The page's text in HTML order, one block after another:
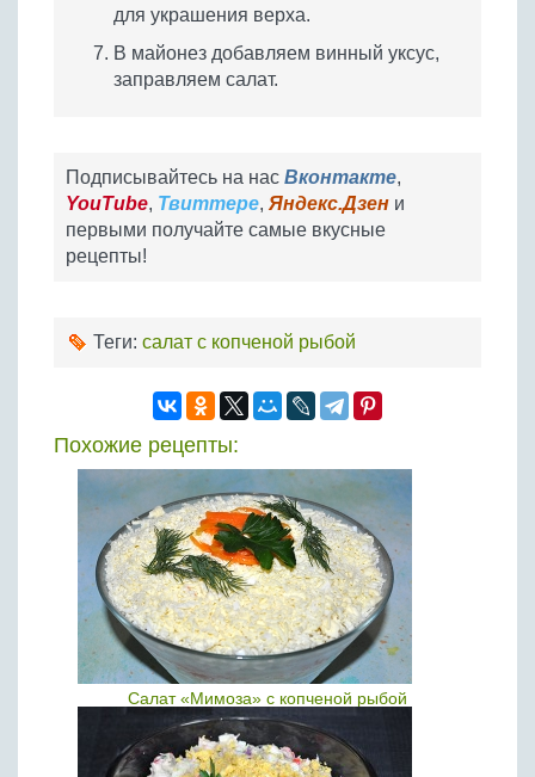
для украшения верха.
В майонез добавляем винный уксус,
заправляем салат.
Подписывайтесь на нас Вконтакте,
YouTube, Твиттере, Яндекс.Дзен и
первыми получайте самые вкусные
рецепты!
Теги: салат с копченой рыбой
Похожие рецепты:
Салат «Мимоза» с копченой рыбой